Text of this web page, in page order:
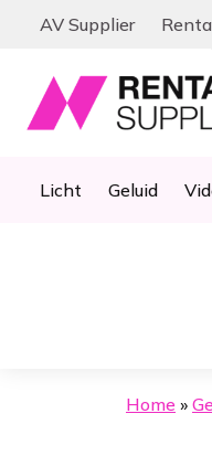
navigatie
inhoud
AV Supplier
Licht Geluid
Home »